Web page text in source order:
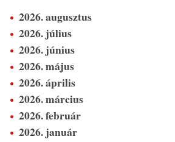
2026. augusztus
2026. július
2026. június
2026. május
2026. április
2026. március
2026. február
2026. január